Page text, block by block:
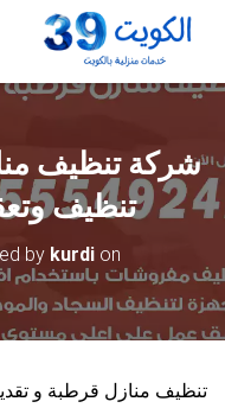
تنظيف
by kurdion
تنظيف منازل قرطبة و